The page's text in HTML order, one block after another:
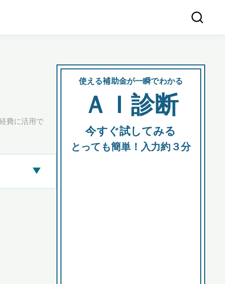
費に活用で
▶
使える補助金が一瞬でわかる
ＡＩ診断
今すぐ試してみる
とっても簡単！入力約３分